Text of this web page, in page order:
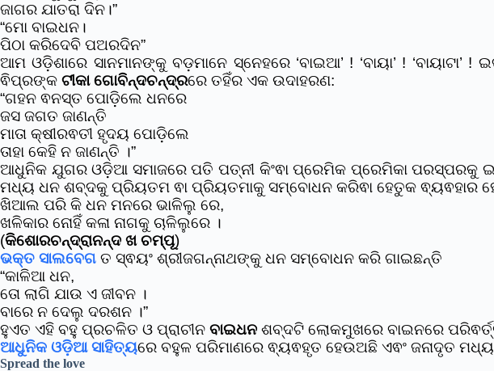
ଜାଗର ଯାତରା ଦିନ।”
“ମୋ ବାଇଧନ।
ପିଠା କରିଦେବି ପଅରଦିନ”
ଆମ ଓଡ଼ିଶାରେ ସାନମାନଙ୍କୁ ବଡ଼ମାନେ ସ୍ନେହରେ ‘ବାଇଆ’ ! ‘ବାୟା’ !
ଵିପ୍ରଙ୍କ ଟୀକା ଗୋବିନ୍ଦଚନ୍ଦ୍ରରେ ତହିଁର ଏକ ଉଦାହରଣ:
“ଗହନ ଵନସ୍ତ ପୋଡ଼ିଲେ ଧନରେ
ଜସ ଜଗତ ଜାଣନ୍ତି
ମାତା କ୍ଷୀରଵତୀ ହୃଦୟ ପୋଡ଼ିଲେ
ତାହା କେହି ନ ଜାଣନ୍ତି ।”
ଆଧୁନିକ ଯୁଗର ଓଡ଼ିଆ ସମାଜରେ ପତି ପତ୍ନୀ କିଂଵା ପ୍ରେମିକ ପ୍ରେମିକା ପରସ୍ପରକୁ
ମଧ୍ୟ ଧନ ଶବ୍ଦକୁ ପ୍ରିୟତମ ଵା ପ୍ରିୟତମାକୁ ସମ୍ବୋଧନ କରିଵା ହେତୁକ ଵ୍ୟଵହାର
ଖିଆଲ ପରି କି ଧନ ମନରେ ଭାଳିଲୁ ରେ,
ଖଳିକାର ନୋହିଁ କଳା ନାଗକୁ ଚାଳିଲୁରେ ।
(କିଶୋରଚନ୍ଦ୍ରାନନ୍ଦ ଖ ଚମ୍ପୂ)
ଭକ୍ତ ସାଲବେଗ ତ ସ୍ଵୟଂ ଶ୍ରୀଜଗନ୍ନାଥଙ୍କୁ ଧନ ସମ୍ବୋଧନ କରି ଗାଇଛନ୍ତି
“କାଳିଆ ଧନ,
ତୋ ଲାଗି ଯାଉ ଏ ଜୀବନ ।
ବାରେ ନ ଦେଲୁ ଦରଶନ ।”
ହୁଏତ ଏହି ବହୁ ପ୍ରଚଳିତ ଓ ପ୍ରାଚୀନବାଇଧନ ଶବ୍ଦଟି ଲୋକମୁଖରେ ବାଇନରେ
ଆଧୁନିକ ଓଡ଼ିଆ ସାହିତ୍ୟରେ ବହୁଳ ପରିମାଣରେ ଵ୍ୟଵହୃତ ହେଉଅଛି ଏଵଂ ଜନାଦୃତ
Spread the love